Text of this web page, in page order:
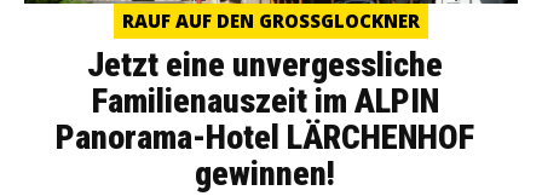
RAUF AUF DEN GROSSGLOCKNER
Jetzt eine unvergessliche
Familienauszeit im ALPIN
Panorama-Hotel LÄRCHENHOF
gewinnen!